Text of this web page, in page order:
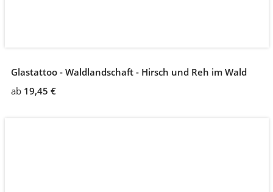
Glastattoo - Waldlandschaft - Hirsch und Reh im Wald
ab 19,45 €